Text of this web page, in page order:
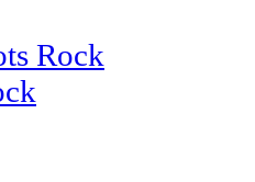
Rock